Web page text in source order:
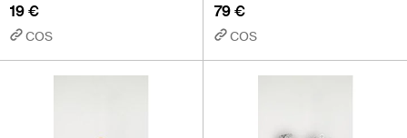
19 €
COS
79 €
COS